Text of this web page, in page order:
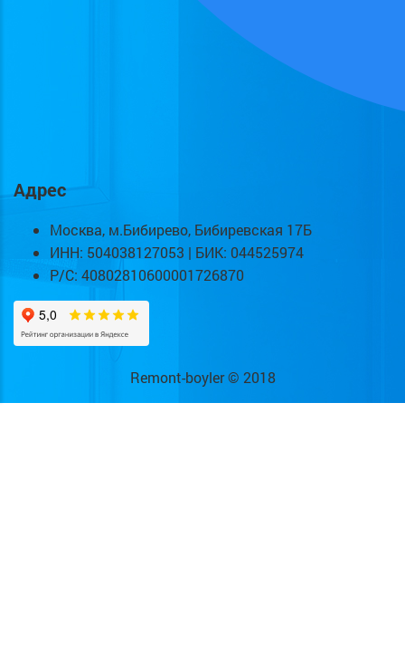
Адрес
Москва, м.Бибирево, Бибиревская 17Б
ИНН: 504038127053 | БИК: 044525974
Р/С: 40802810600001726870
Remont-boyler © 2018